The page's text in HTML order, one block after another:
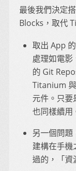
最後我們決定
Blocks，取代
取出 App
處理如電
的 Git
Titanium
元件。只要
也同樣續用
另一個問
建構在手機
過的，「資